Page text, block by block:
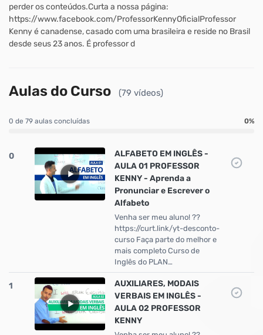
perder os conteúdos.Curta a nossa página:
https://www.facebook.com/ProfessorKennyOficialProfessor
Kenny é canadense, casado com uma brasileira e reside no Brasil
desde seus 23 anos. É professor d
Aulas do Curso (79 vídeos)
0 de 79 aulas concluídas 0%
0
ALFABETO EM INGLÊS -
AULA 01 PROFESSOR
KENNY - Aprenda a
Pronunciar e Escrever o
Alfabeto
Venha ser meu aluno! ??
https://curt.link/yt-desconto-
curso Faça parte do melhor e
mais completo Curso de
Inglês do PLAN…
1
AUXILIARES, MODAIS
VERBAIS EM INGLÊS -
AULA 02 PROFESSOR
KENNY